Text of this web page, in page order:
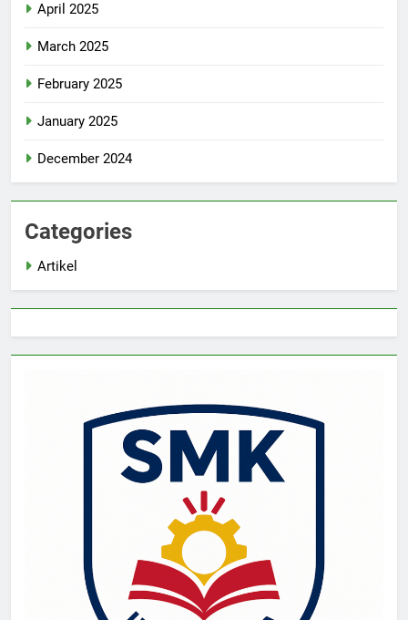
April 2025
March 2025
February 2025
January 2025
December 2024
Categories
Artikel